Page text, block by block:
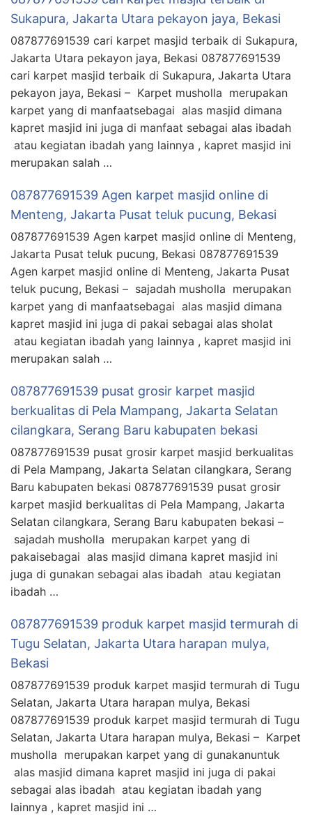
Sukapura, Jakarta Utara pekayon jaya, Bekasi
087877691539 cari karpet masjid terbaik di Sukapura,
Jakarta Utara pekayon jaya, Bekasi 087877691539
cari karpet masjid terbaik di Sukapura, Jakarta Utara
pekayon jaya, Bekasi – Karpet musholla merupakan
karpet yang di manfaatsebagai alas masjid dimana
kapret masjid ini juga di manfaat sebagai alas ibadah
atau kegiatan ibadah yang lainnya , kapret masjid ini
merupakan salah …
087877691539 Agen karpet masjid online di
Menteng, Jakarta Pusat teluk pucung, Bekasi
087877691539 Agen karpet masjid online di Menteng,
Jakarta Pusat teluk pucung, Bekasi 087877691539
Agen karpet masjid online di Menteng, Jakarta Pusat
teluk pucung, Bekasi – sajadah musholla merupakan
karpet yang di manfaatsebagai alas masjid dimana
kapret masjid ini juga di pakai sebagai alas sholat
atau kegiatan ibadah yang lainnya , kapret masjid ini
merupakan salah …
087877691539 pusat grosir karpet masjid
berkualitas di Pela Mampang, Jakarta Selatan
cilangkara, Serang Baru kabupaten bekasi
087877691539 pusat grosir karpet masjid berkualitas
di Pela Mampang, Jakarta Selatan cilangkara, Serang
Baru kabupaten bekasi 087877691539 pusat grosir
karpet masjid berkualitas di Pela Mampang, Jakarta
Selatan cilangkara, Serang Baru kabupaten bekasi –
sajadah musholla merupakan karpet yang di
pakaisebagai alas masjid dimana kapret masjid ini
juga di gunakan sebagai alas ibadah atau kegiatan
ibadah …
087877691539 produk karpet masjid termurah di
Tugu Selatan, Jakarta Utara harapan mulya,
Bekasi
087877691539 produk karpet masjid termurah di Tugu
Selatan, Jakarta Utara harapan mulya, Bekasi
087877691539 produk karpet masjid termurah di Tugu
Selatan, Jakarta Utara harapan mulya, Bekasi – Karpet
musholla merupakan karpet yang di gunakanuntuk
alas masjid dimana kapret masjid ini juga di pakai
sebagai alas ibadah atau kegiatan ibadah yang
lainnya , kapret masjid ini …